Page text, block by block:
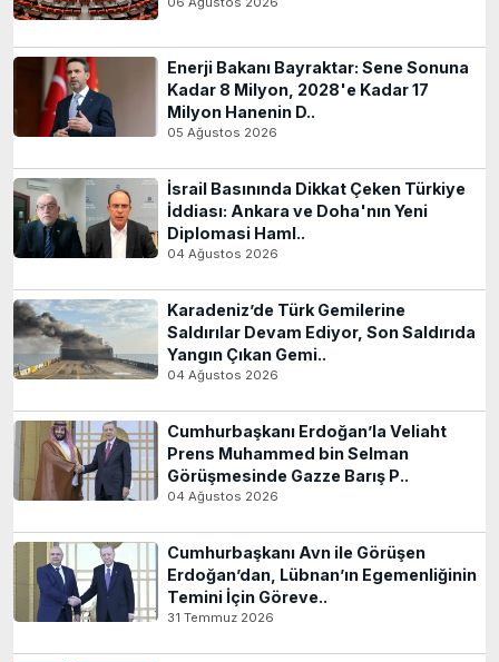
Enerji Bakanı Bayraktar: Sene Sonuna
Kadar 8 Milyon, 2028'e Kadar 17
Milyon Hanenin D..
05 Ağustos 2026
İsrail Basınında Dikkat Çeken Türkiye
İddiası: Ankara ve Doha'nın Yeni
Diplomasi Haml..
04 Ağustos 2026
Karadeniz’de Türk Gemilerine
Saldırılar Devam Ediyor, Son Saldırıda
Yangın Çıkan Gemi..
04 Ağustos 2026
Cumhurbaşkanı Erdoğan’la Veliaht
Prens Muhammed bin Selman
Görüşmesinde Gazze Barış P..
04 Ağustos 2026
Cumhurbaşkanı Avn ile Görüşen
Erdoğan’dan, Lübnan’ın Egemenliğinin
Temini İçin Göreve..
31 Temmuz 2026